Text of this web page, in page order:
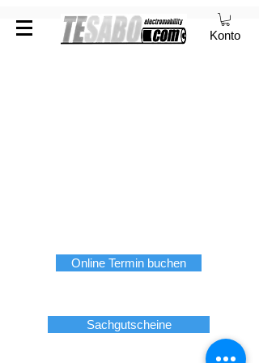
Konto
Online Termin buchen
Sachgutscheine